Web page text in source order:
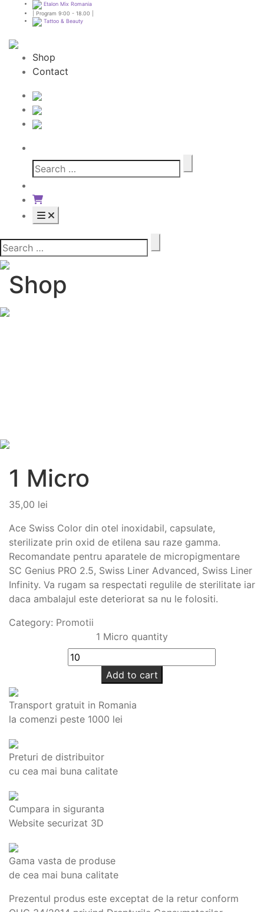
Etalon Mix Romania
| Program 9:00 - 18.00 |
Tattoo & Beauty
Shop
Contact
Shop
1 Micro
35,00 lei
Ace Swiss Color din otel inoxidabil, capsulate,
sterilizate prin oxid de etilena sau raze gamma.
Recomandate pentru aparatele de micropigmentare
SC Genius PRO 2.5, Swiss Liner Advanced, Swiss Liner
Infinity. Va rugam sa respectati regulile de sterilitate iar
daca ambalajul este deteriorat sa nu le folositi.
Category: Promotii
1 Micro quantity
Add to cart
Transport gratuit in Romania
la comenzi peste 1000 lei
Preturi de distribuitor
cu cea mai buna calitate
Cumpara in siguranta
Website securizat 3D
Gama vasta de produse
de cea mai buna calitate
Prezentul produs este exceptat de la retur conform